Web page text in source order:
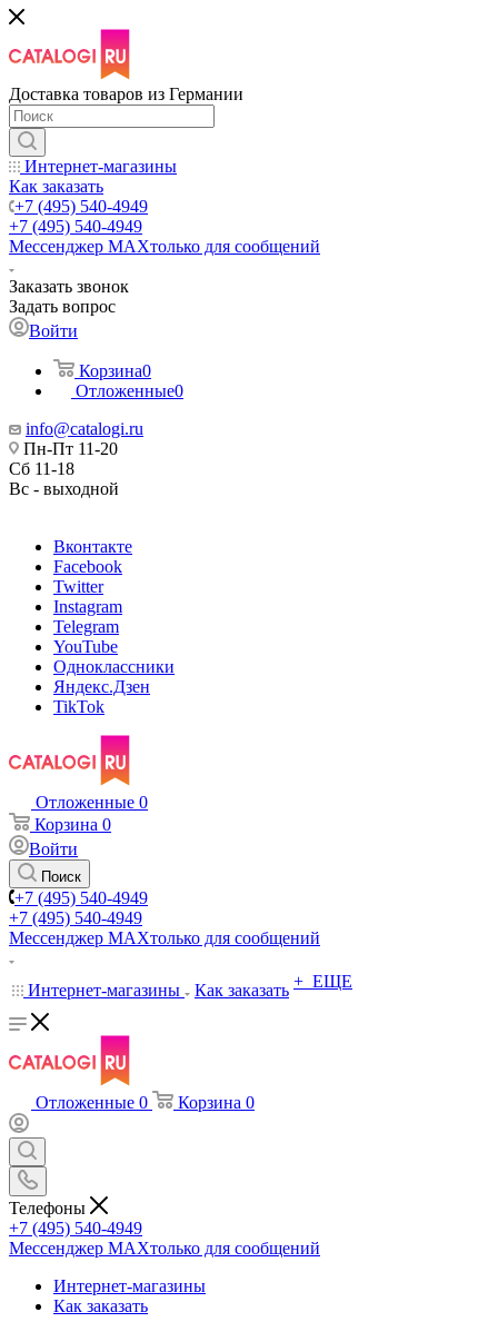
Доставка товаров из Германии
Интернет-магазины
Как заказать
+7 (495) 540-4949
+7 (495) 540-4949
Мессенджер МАХтолько для сообщений
Заказать звонок
Задать вопрос
Войти
Корзина0
Отложенные0
info@catalogi.ru
Пн-Пт 11-20
Сб 11-18
Вс - выходной
Вконтакте
Facebook
Twitter
Instagram
Telegram
YouTube
Одноклассники
Яндекс.Дзен
TikTok
Отложенные 0
Корзина 0
Войти
Поиск
+7 (495) 540-4949
+7 (495) 540-4949
Мессенджер МАХтолько для сообщений
Интернет-магазины Как заказать + ЕЩЕ
Отложенные 0 Корзина 0
Телефоны
+7 (495) 540-4949
Мессенджер МАХтолько для сообщений
Интернет-магазины
Как заказать